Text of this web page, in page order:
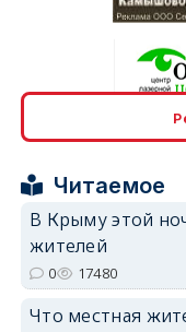
Читаемое
В Крыму этой
жителей
0 17480
Что местная